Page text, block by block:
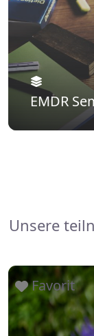
EMDR
Unsere
Favorit